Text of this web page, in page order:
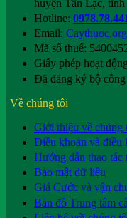
huyện Tân Lạc,
Hotline:
Email:
Mã số thuế:
Giấy phép hoạt
Đã đăng ký bộ
Về chúng tôi
Giới thiệu về chúng
Điều khoản và điều
Hướng dẫn thao tác
Bảo mật dữ liệu
Giá Cước và vận
Bản đồ Trung tâm